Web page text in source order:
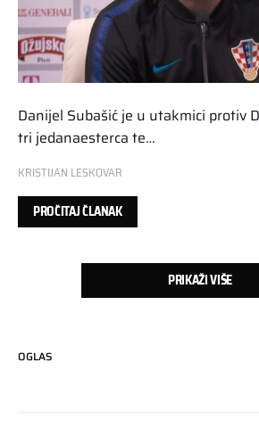
Danijel Subašić je u utakmici protiv
tri jedanaesterca te…
KRISTIJAN LESKOVAR
PROČITAJ ČLANAK
PRIKAŽI VIŠE
OGLAS